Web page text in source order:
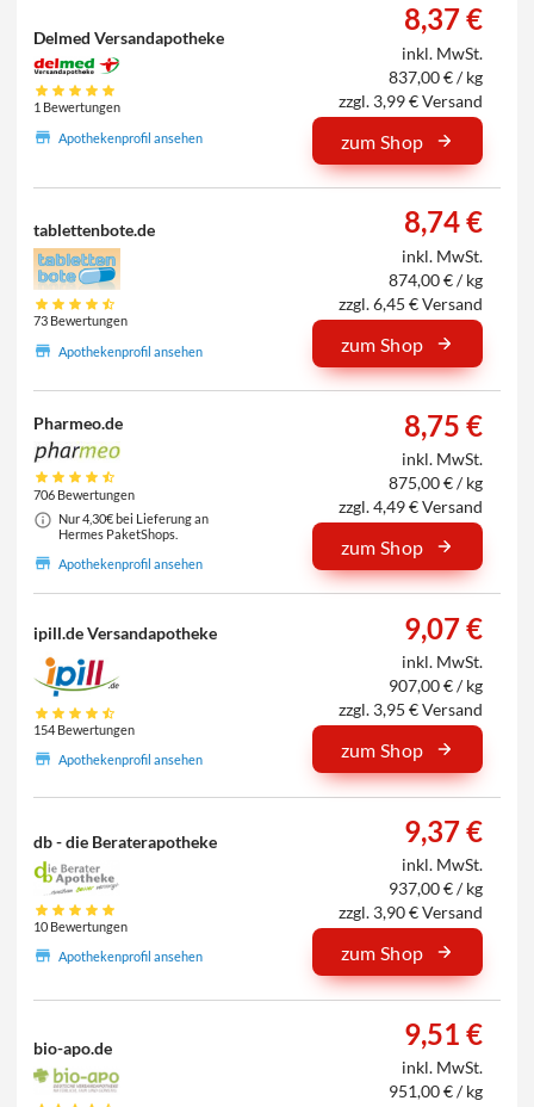
Delmed Versandapotheke
1 Bewertungen
Apothekenprofil ansehen
8,37 €
inkl. MwSt.
837,00 € / kg
zzgl. 3,99 € Versand
zum Shop
tablettenbote.de
73 Bewertungen
Apothekenprofil ansehen
8,74 €
inkl. MwSt.
874,00 € / kg
zzgl. 6,45 € Versand
zum Shop
Pharmeo.de
706 Bewertungen
Nur 4,30€ bei Lieferung an
Hermes PaketShops.
Apothekenprofil ansehen
8,75 €
inkl. MwSt.
875,00 € / kg
zzgl. 4,49 € Versand
zum Shop
ipill.de Versandapotheke
154 Bewertungen
Apothekenprofil ansehen
9,07 €
inkl. MwSt.
907,00 € / kg
zzgl. 3,95 € Versand
zum Shop
db - die Beraterapotheke
10 Bewertungen
Apothekenprofil ansehen
9,37 €
inkl. MwSt.
937,00 € / kg
zzgl. 3,90 € Versand
zum Shop
bio-apo.de 9,51 €
inkl. MwSt.
951,00 € / kg